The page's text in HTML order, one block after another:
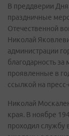
В преддверии
праздничные
Отечественной
Николай
администрации
благодарность за
проявленные в
ссылкой на
Николай
края. В ноябре
проходил службу